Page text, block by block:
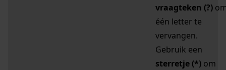
vraagteken (?)
één letter te
vervangen.
Gebruik een
sterretje (*) om